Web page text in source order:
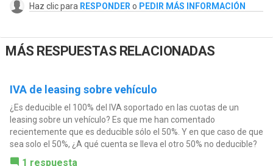
Haz clic para RESPONDER o PEDIR MÁS INFORMACIÓN
MÁS RESPUESTAS RELACIONADAS
IVA de leasing sobre vehículo
¿Es deducible el 100% del IVA soportado en las cuotas de un
leasing sobre un vehículo? Es que me han comentado
recientemente que es deducible sólo el 50%. Y en que caso de que
sea solo el 50%, ¿A qué cuenta se lleva el otro 50% no deducible?
1 respuesta